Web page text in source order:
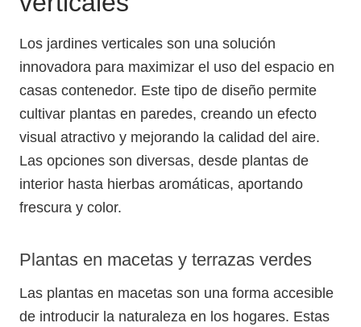
Los jardines verticales son una solución
innovadora para maximizar el uso del espacio en
casas contenedor. Este tipo de diseño permite
cultivar plantas en paredes, creando un efecto
visual atractivo y mejorando la calidad del aire.
Las opciones son diversas, desde plantas de
interior hasta hierbas aromáticas, aportando
frescura y color.
Plantas en macetas y terrazas verdes
Las plantas en macetas son una forma accesible
de introducir la naturaleza en los hogares. Estas